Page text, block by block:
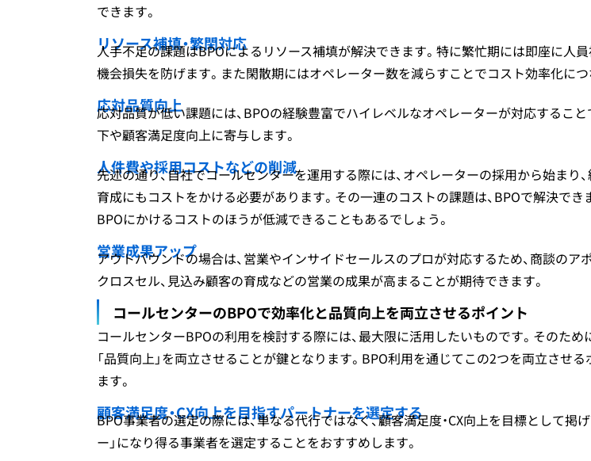
できます。
リソース補填・繁閑対応
人手不足の課題はBPOによるリソース補填が解決できます。特に繁忙期には即座に人員
機会損失を防げます。また閑散期にはオペレーター数を減らすことでコスト効率化につ
応対品質向上
応対品質が低い課題には、BPOの経験豊富でハイレベルなオペレーターが対応すること
下や顧客満足度向上に寄与します。
人件費や採用コストなどの削減
先述の通り、自社でコールセンターを運用する際には、オペレーターの採用から始まり、
育成にもコストをかける必要があります。その一連のコストの課題は、BPOで解決でき
BPOにかけるコストのほうが低減できることもあるでしょう。
営業成果アップ
アウトバウンドの場合は、営業やインサイドセールスのプロが対応するため、商談のアポ
クロスセル、見込み顧客の育成などの営業の成果が高まることが期待できます。
コールセンターのBPOで効率化と品質向上を両立させるポイント
コールセンターBPOの利用を検討する際には、最大限に活用したいものです。そのために
「品質向上」を両立させることが鍵となります。BPO利用を通じてこの2つを両立させ
ます。
顧客満足度・CX向上を目指すパートナーを選定する
BPO事業者の選定の際には、単なる代行ではなく、顧客満足度・CX向上を目標として掲げ
ー」になり得る事業者を選定することをおすすめします。